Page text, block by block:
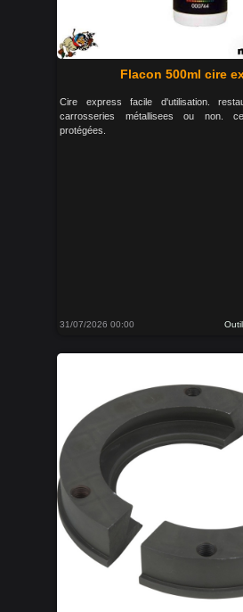
Flacon 500ml cire
Cire express facile d'utilisation.
carrosseries métallisees ou non.
protégées.
31/07/2026 00:00